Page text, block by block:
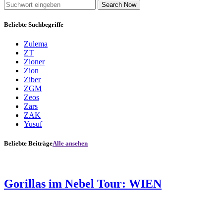
Search Now
Beliebte Suchbegriffe
Zulema
ZT
Zioner
Zion
Ziber
ZGM
Zeos
Zars
ZAK
Yusuf
Beliebte BeiträgeAlle ansehen
Gorillas im Nebel Tour: WIEN